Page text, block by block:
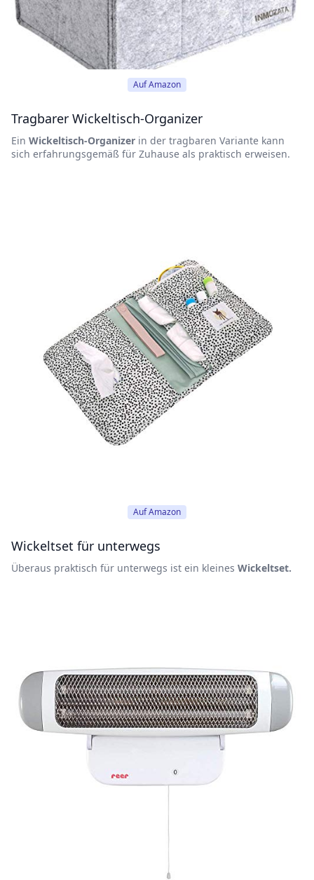
Tragbarer Wickeltisch-Organizer
Ein Wickeltisch-Organizer in der tragbaren Variante kann
sich erfahrungsgemäß für Zuhause als praktisch erweisen.
Auf Amazon
Wickeltset für unterwegs
Überaus praktisch für unterwegs ist ein kleines Wickeltset.
Auf Amazon